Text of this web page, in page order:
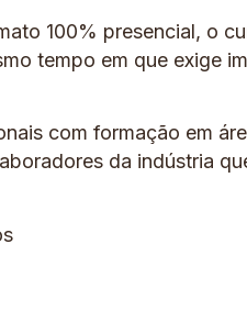
100% presencial, o
tempo em que exige
com formação em
da indústria